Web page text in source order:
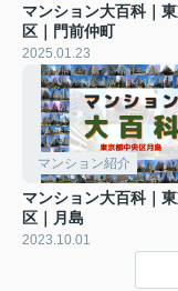
マンション大百科｜
区｜門前仲町
2025.01.23
マンション紹介
マンション大百科｜
区｜月島
2023.10.01